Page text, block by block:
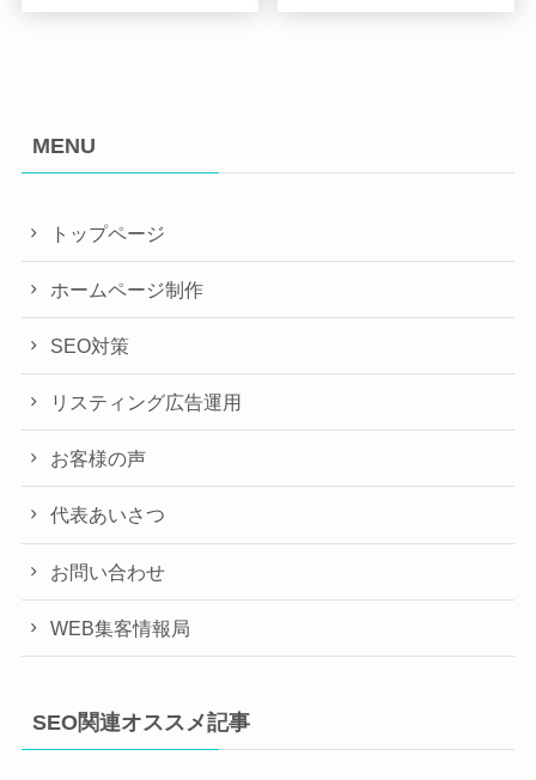
MENU
トップページ
ホームページ制作
SEO対策
リスティング広告運用
お客様の声
代表あいさつ
お問い合わせ
WEB集客情報局
SEO関連オススメ記事